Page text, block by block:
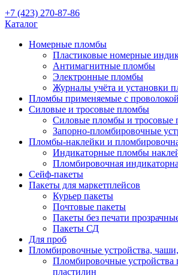
+7 (423) 270-87-86
Каталог
Номерные пломбы
Пластиковые номерные
Антимагнитные пломбы
Электронные пломбы
Журналы учёта и установки
Пломбы применяемые с проволокой
Силовые и тросовые пломбы
Силовые пломбы и тросовые
Запорно-пломбировочные
Пломбы-наклейки и
Индикаторные пломбы
Пломбировочная
Сейф-пакеты
Пакеты для маркетплейсов
Курьер пакеты
Почтовые пакеты
Пакеты без печати
Пакеты СД
Для проб
Пломбировочные устройства,
Пломбировочные устройства
пластилин